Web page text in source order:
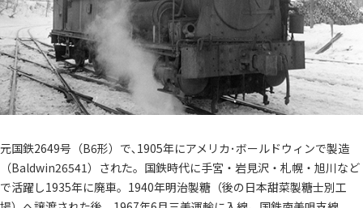
元国鉄2649号（B6形）で､1905年にアメリカ･ボールドウィンで製造
（Baldwin26541）された。国鉄時代に手宮・岩見沢・札幌・旭川など
で活躍し1935年に廃車。1940年明治製糖（後の日本甜菜製糖士別工